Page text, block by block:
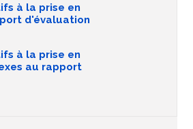
à la prise en
d'évaluation
à la prise en
au rapport